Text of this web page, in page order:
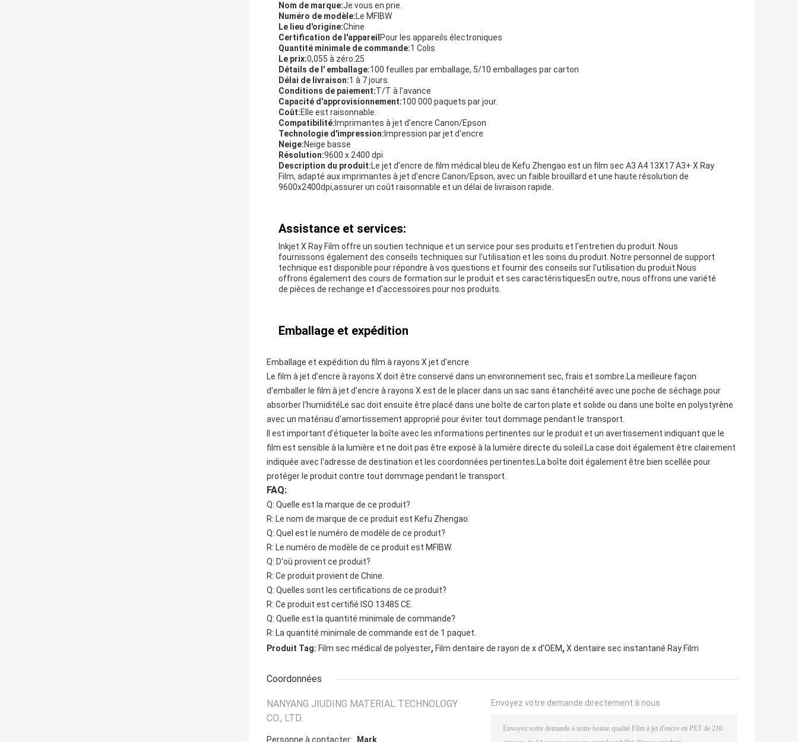
Nom de marque:Je vous en prie.
Numéro de modèle:Le MFIBW
Le lieu d'origine:Chine
Certification de l'appareil Pour les appareils électroniques
Quantité minimale de commande:1 Colis
Le prix:0,055 à zéro.25
Détails de l' emballage:100 feuilles par emballage, 5/10 emballages par carton
Délai de livraison:1 à 7 jours.
Conditions de paiement:T/T à l'avance
Capacité d'approvisionnement:100 000 paquets par jour.
Coût:Elle est raisonnable.
Compatibilité: Imprimantes à jet d'encre Canon/Epson
Technologie d'impression: Impression par jet d'encre
Neige:Neige basse
Résolution:9600 x 2400 dpi
Description du produit:Le jet d'encre de film médical bleu de Kefu Zhengao est un film sec A3 A4 13X17 A3+ X Ray
Film, adapté aux imprimantes à jet d'encre Canon/Epson, avec un faible brouillard et une haute résolution de
9600x2400dpi,assurer un coût raisonnable et un délai de livraison rapide.
Assistance et services:
Inkjet X Ray Film offre un soutien technique et un service pour ses produits.et l'entretien du produit. Nous
fournissons également des conseils techniques sur l'utilisation et les soins du produit. Notre personnel de support
technique est disponible pour répondre à vos questions et fournir des conseils sur l'utilisation du produit.Nous
offrons également des cours de formation sur le produit et ses caractéristiquesEn outre, nous offrons une variété
de pièces de rechange et d'accessoires pour nos produits.
Emballage et expédition
Emballage et expédition du film à rayons X jet d'encre
Le film à jet d'encre à rayons X doit être conservé dans un environnement sec, frais et sombre.La meilleure façon
d'emballer le film à jet d'encre à rayons X est de le placer dans un sac sans étanchéité avec une poche de séchage pour
absorber l'humiditéLe sac doit ensuite être placé dans une boîte de carton plate et solide ou dans une boîte en polystyrène
avec un matériau d'amortissement approprié pour éviter tout dommage pendant le transport.
Il est important d'étiqueter la boîte avec les informations pertinentes sur le produit et un avertissement indiquant que le
film est sensible à la lumière et ne doit pas être exposé à la lumière directe du soleil.La case doit également être clairement
indiquée avec l'adresse de destination et les coordonnées pertinentes.La boîte doit également être bien scellée pour
protéger le produit contre tout dommage pendant le transport.
FAQ:
Q: Quelle est la marque de ce produit?
R: Le nom de marque de ce produit est Kefu Zhengao.
Q: Quel est le numéro de modèle de ce produit?
R: Le numéro de modèle de ce produit est MFIBW.
Q: D'où provient ce produit?
R: Ce produit provient de Chine.
Q: Quelles sont les certifications de ce produit?
R: Ce produit est certifié ISO 13485 CE.
Q: Quelle est la quantité minimale de commande?
R: La quantité minimale de commande est de 1 paquet.
Produit Tag: Film sec médical de polyester, Film dentaire de rayon de x d'OEM, X dentaire sec instantané Ray Film
Coordonnées
NANYANG JIUDING MATERIAL TECHNOLOGY
CO., LTD.
Personne à contacter: Mark
Envoyez votre demande directement à nous